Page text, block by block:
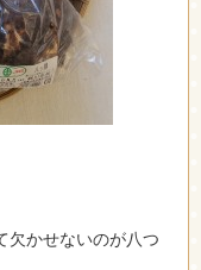
欠かせないのが八つ